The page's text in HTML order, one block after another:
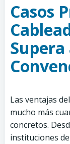
Casos
Las ventajas
mucho más
concretos.
instituciones